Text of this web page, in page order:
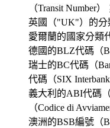
（Transit Number）
英國（"UK"）的分
愛爾蘭的國家分類
德國的BLZ代碼（
瑞士的BC代碼（
代碼（SIX
義大利的ABI代碼
（Codice di
澳洲的BSB編號（